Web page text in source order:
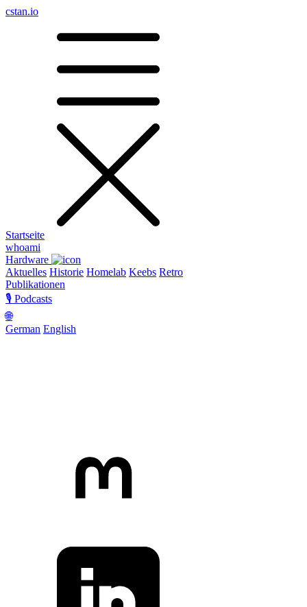
cstan.io
Startseite
whoami
Hardware
Aktuelles Historie Homelab Keebs Retro
Publikationen
🎙️ Podcasts
🌐
German English